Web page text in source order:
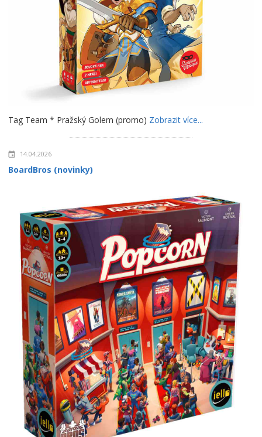
Tag Team * Pražský Golem (promo) Zobrazit více...
14.04.2026
BoardBros (novinky)